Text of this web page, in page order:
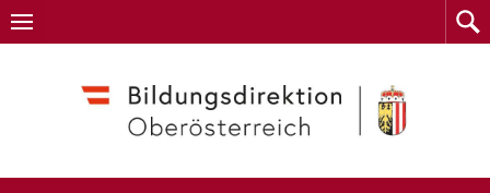
Zum
Inhalt
Navigation
Navigation
aufklappen
Zum